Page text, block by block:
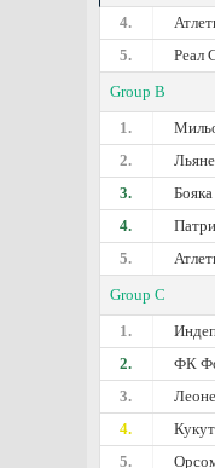
4.
5.
Реал
Group B
1.
2.
3.
4.
5.
Group C
1.
2.
ФК
3.
4.
5.